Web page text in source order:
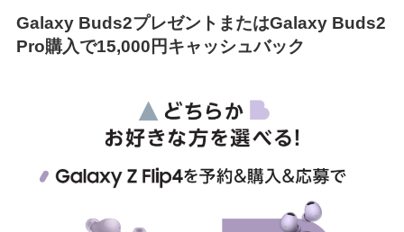
Galaxy Buds2プレゼントまたはGalaxy Buds2
Pro購入で15,000円キャッシュバック